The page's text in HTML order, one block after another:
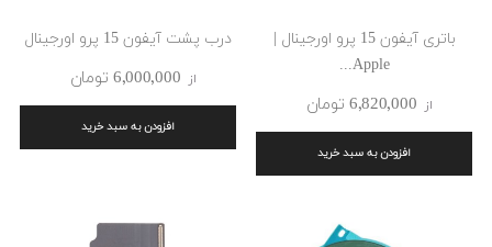
باتری آیفون 15 پرو اورجینال |
Apple...
از 6٬820٬000 ‎تومان
افزودن به سبد خرید
درب پشت آیفون 15 پرو اورجینال
از 6٬000٬000 ‎تومان
افزودن به سبد خرید